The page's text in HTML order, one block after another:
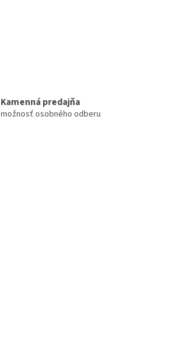
Kamenná predajňa
možnosť osobného odberu